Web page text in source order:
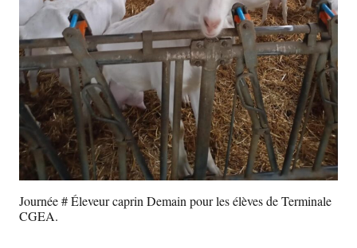
Journée # Éleveur caprin Demain pour les élèves de Terminale
CGEA.